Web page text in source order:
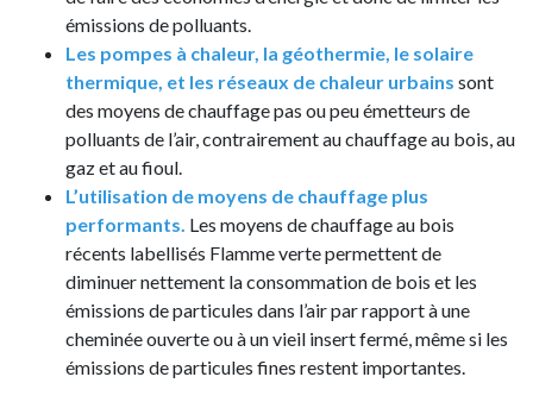
émissions de polluants.
Les pompes à chaleur, la géothermie, le solaire
thermique, et les réseaux de chaleur urbains sont
des moyens de chauffage pas ou peu émetteurs de
polluants de l’air, contrairement au chauffage au bois, au
gaz et au fioul.
L’utilisation de moyens de chauffage plus
performants. Les moyens de chauffage au bois
récents labellisés Flamme verte permettent de
diminuer nettement la consommation de bois et les
émissions de particules dans l’air par rapport à une
cheminée ouverte ou à un vieil insert fermé, même si les
émissions de particules fines restent importantes.